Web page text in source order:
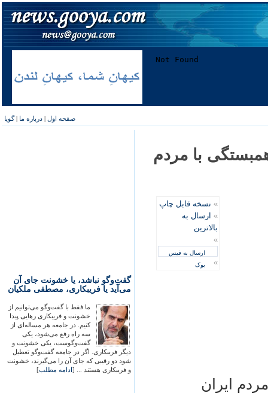
صفحه اول | درباره ما |گویا
گفت‌وگو نباشد، یا خشونت جای آن
می‌آید یا فریبکاری، مصطفی ملکیان
ما فقط با گفت‌وگو می‌توانیم از
خشونت و فریبکاری رهایی پیدا
کنیم. در جامعه هر مساله‌ای از
سه راه رفع می‌شود، یکی
گفت‌وگوست، یکی خشونت و
دیگر فریبکاری. اگر در جامعه گفت‌وگو تعطیل
شود دو رقیبی که جای آن را می‌گیرند، خشونت
و فریبکاری هستند ... [ادامه مطلب]
با مردم
» نسخه قابل چاپ
» ارسال به
بالاترین
»
ارسال به فیس
بوک
»
ايران